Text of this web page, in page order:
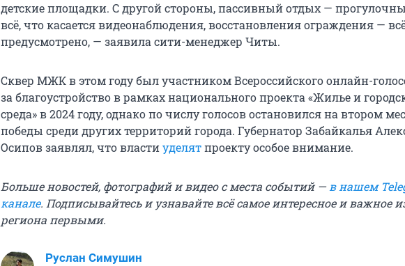
детские площадки. С другой стороны, пассивный отдых —
всё, что касается видеонаблюдения, восстановления ограждения —
предусмотрено, — заявила сити-менеджер Читы.
Сквер МЖК в этом году был участником Всероссийского онлайн-
за благоустройство в рамках национального проекта «Жилье и
среда» в 2024 году, однако по числу голосов остановился на втором
победы среди других территорий города. Губернатор Забайкалья
Осипов заявлял, что властиуделятпроекту особое внимание.
Больше новостей, фотографий и видео с места событий — в нашем
канале. Подписывайтесь и узнавайте всё самое интересное и важное
региона первыми.
Руслан Симушин